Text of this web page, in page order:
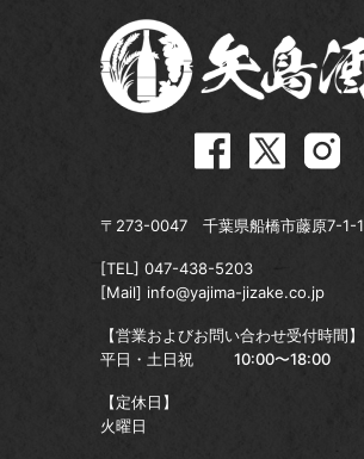
〒273-0047 千葉県船橋市藤原7-1-1
[TEL] 047-438-5203
[Mail] info@yajima-jizake.co.jp
【営業およびお問い合わせ受付時間】
平日・土日祝
10:00〜18:00
【定休日】
火曜日